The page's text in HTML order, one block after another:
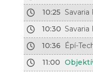
10:25 Savaria
10:30 Savaria
10:36
Épí-
11:00